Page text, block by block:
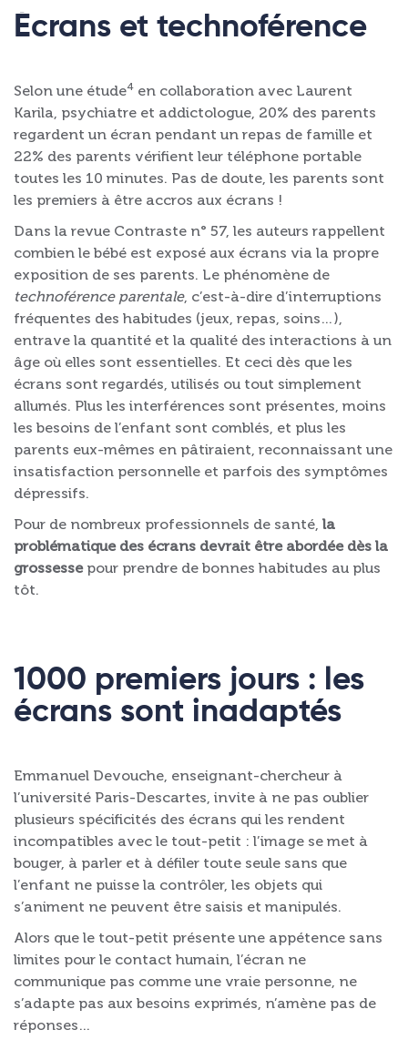
Écrans et technoférence
Selon une étude4 en collaboration avec Laurent
Karila, psychiatre et addictologue, 20% des parents
regardent un écran pendant un repas de famille et
22% des parents vérifient leur téléphone portable
toutes les 10 minutes. Pas de doute, les parents sont
les premiers à être accros aux écrans !
Dans la revue Contraste n° 57, les auteurs rappellent
combien le bébé est exposé aux écrans via la propre
exposition de ses parents. Le phénomène de
technoférence parentale, c’est-à-dire d’interruptions
fréquentes des habitudes (jeux, repas, soins…),
entrave la quantité et la qualité des interactions à un
âge où elles sont essentielles. Et ceci dès que les
écrans sont regardés, utilisés ou tout simplement
allumés. Plus les interférences sont présentes, moins
les besoins de l’enfant sont comblés, et plus les
parents eux-mêmes en pâtiraient, reconnaissant une
insatisfaction personnelle et parfois des symptômes
dépressifs.
Pour de nombreux professionnels de santé, la
problématique des écrans devrait être abordée dès la
grossesse pour prendre de bonnes habitudes au plus
tôt.
1000 premiers jours : les
écrans sont inadaptés
Emmanuel Devouche, enseignant-chercheur à
l’université Paris-Descartes, invite à ne pas oublier
plusieurs spécificités des écrans qui les rendent
incompatibles avec le tout-petit : l’image se met à
bouger, à parler et à défiler toute seule sans que
l’enfant ne puisse la contrôler, les objets qui
s’animent ne peuvent être saisis et manipulés.
Alors que le tout-petit présente une appétence sans
limites pour le contact humain, l’écran ne
communique pas comme une vraie personne, ne
s’adapte pas aux besoins exprimés, n’amène pas de
réponses…